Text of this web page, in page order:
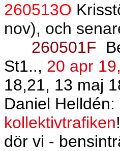
260513O
nov), och
260501F
St1.., 20 apr
18,21, 13 maj
Daniel
kollektivtrafiken!
dör vi -